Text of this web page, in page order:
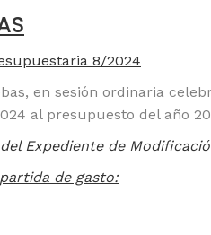
8/2024
en sesión ordinaria
al presupuesto del año
Expediente de
de gasto: